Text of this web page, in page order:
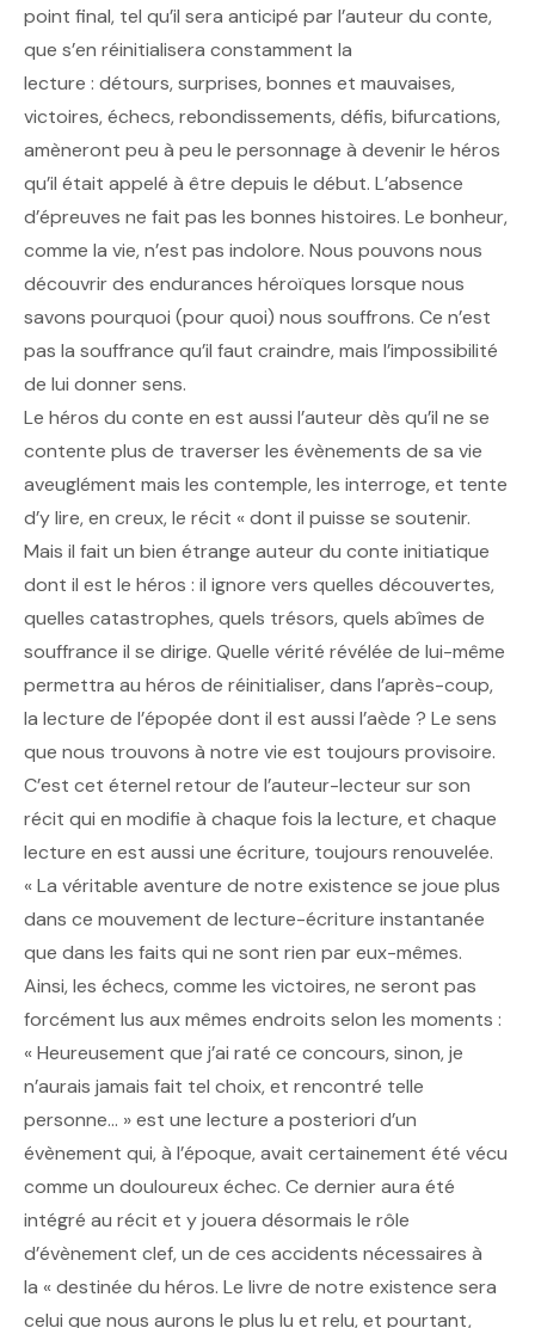
point final, tel qu’il sera anticipé par l’auteur du conte,
que s’en réinitialisera constamment la
lecture : détours, surprises, bonnes et mauvaises,
victoires, échecs, rebondissements, défis, bifurcations,
amèneront peu à peu le personnage à devenir le héros
qu’il était appelé à être depuis le début. L’absence
d’épreuves ne fait pas les bonnes histoires. Le bonheur,
comme la vie, n’est pas indolore. Nous pouvons nous
découvrir des endurances héroïques lorsque nous
savons pourquoi (pour quoi) nous souffrons. Ce n’est
pas la souffrance qu’il faut craindre, mais l’impossibilité
de lui donner sens.
Le héros du conte en est aussi l’auteur dès qu’il ne se
contente plus de traverser les évènements de sa vie
aveuglément mais les contemple, les interroge, et tente
d’y lire, en creux, le récit « dont il puisse se soutenir.
Mais il fait un bien étrange auteur du conte initiatique
dont il est le héros : il ignore vers quelles découvertes,
quelles catastrophes, quels trésors, quels abîmes de
souffrance il se dirige. Quelle vérité révélée de lui-même
permettra au héros de réinitialiser, dans l’après-coup,
la lecture de l’épopée dont il est aussi l’aède ? Le sens
que nous trouvons à notre vie est toujours provisoire.
C’est cet éternel retour de l’auteur-lecteur sur son
récit qui en modifie à chaque fois la lecture, et chaque
lecture en est aussi une écriture, toujours renouvelée.
« La véritable aventure de notre existence se joue plus
dans ce mouvement de lecture-écriture instantanée
que dans les faits qui ne sont rien par eux-mêmes.
Ainsi, les échecs, comme les victoires, ne seront pas
forcément lus aux mêmes endroits selon les moments :
« Heureusement que j’ai raté ce concours, sinon, je
n’aurais jamais fait tel choix, et rencontré telle
personne… » est une lecture a posteriori d’un
évènement qui, à l’époque, avait certainement été vécu
comme un douloureux échec. Ce dernier aura été
intégré au récit et y jouera désormais le rôle
d’évènement clef, un de ces accidents nécessaires à
la « destinée du héros. Le livre de notre existence sera
celui que nous aurons le plus lu et relu, et pourtant,